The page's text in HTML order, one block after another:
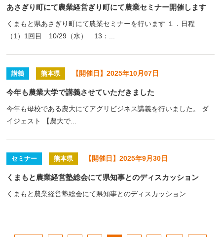
あさぎり町にて農業経営ぎり町にて農業セミナー開催します
くまもと県あさぎり町にて農業セミナーを行います １．日程
（1）1回目 10/29（水） 13：...
講義 熊本県 【開催日】2025年10月07日
今年も農業大学で講義させていただきました
今年も母校である農大にてアグリビジネス講義を行いました。 ダ
イジェスト 【農大で...
セミナー 熊本県 【開催日】2025年9月30日
くまもと農業経営塾総会にて県知事とのディスカッション
くまもと農業経営塾総会にて県知事とのディスカッション